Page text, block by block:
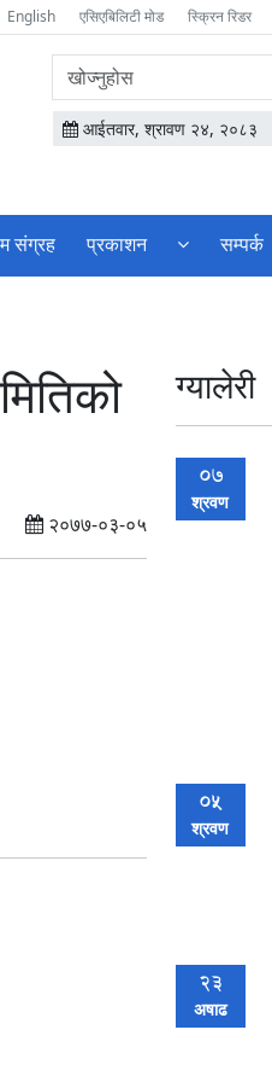
English एसिएबिलिटी मोड स्क्रिन रिडर
वेबसाइटमा
सामग्री
खोज्नुहोस
आईतवार, श्रावण २४, २०८३
संग्रह प्रकाशन सम्पर्क
२०७७-०३-०५
ग्यालेरी
07
श्रवण
05
श्रवण
23
अषाढ